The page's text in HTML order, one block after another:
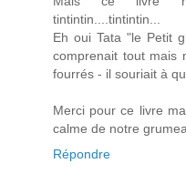
tintintin....tintintin...
Eh oui Tata "le Petit
comprenait tout mais
fourrés - il souriait à
Merci pour ce livre
calme de notre
Répondre